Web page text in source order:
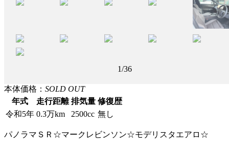
2/36
本体価格： SOLD OUT
年式
走行距離 排気量 修復歴
令和5年 0.3万km 2500cc 無し
パノラマＳＲ☆マークレビンソン☆モデリスタエアロ☆